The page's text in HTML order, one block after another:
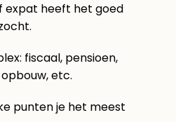
expat heeft het goed
fiscaal, pensioen,
etc.
punten je het meest